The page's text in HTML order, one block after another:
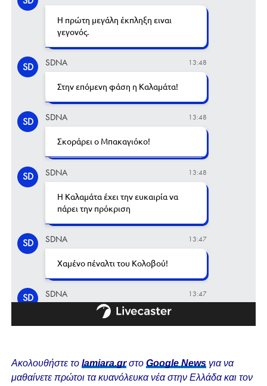
Ακολουθήστε το lamiara.grστο Google Newsγια να
μαθαίνετε πρώτοι τα κυανόλευκα νέα στην Ελλάδα και τον